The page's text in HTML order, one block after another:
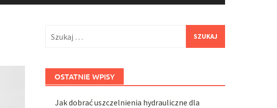
OSTATNIE WPISY
Jak dobrać uszczelnienia hydrauliczne dla